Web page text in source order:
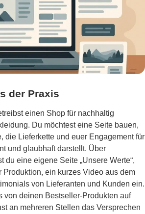
der Praxis
einen Shop für nachhaltig
Du möchtest eine Seite bauen,
die Lieferkette und euer Engagement für
und glaubhaft darstellt. Über
du eine eigene Seite „Unsere Werte“,
Produktion, ein kurzes Video aus dem
von Lieferanten und Kunden ein.
von deinen Bestseller-Produkten auf
an mehreren Stellen das Versprechen